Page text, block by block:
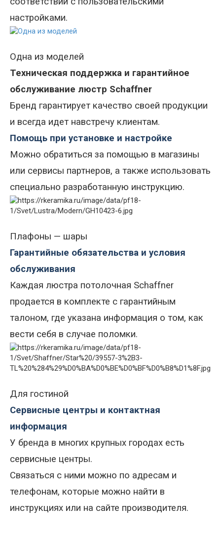
настройками.
Одна из моделей
Техническая поддержка и гарантийное
обслуживание люстр Schaffner
Бренд гарантирует качество своей продукции
и всегда идет навстречу клиентам.
Помощь при установке и настройке
Можно обратиться за помощью в магазины
или сервисы партнеров, а также использовать
специально разработанную инструкцию.
Плафоны — шары
Гарантийные обязательства и условия
обслуживания
Каждая люстра потолочная Schaffner
продается в комплекте с гарантийным
талоном, где указана информация о том, как
вести себя в случае поломки.
Для гостиной
Сервисные центры и контактная
информация
У бренда в многих крупных городах есть
сервисные центры.
Связаться с ними можно по адресам и
телефонам, которые можно найти в
инструкциях или на сайте производителя.